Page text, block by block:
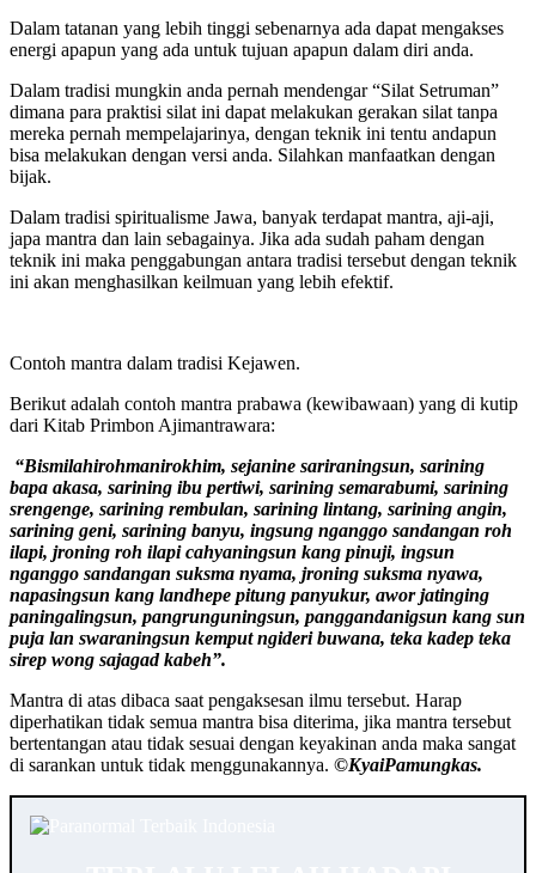
Dalam tatanan yang lebih tinggi sebenarnya ada dapat mengakses
energi apapun yang ada untuk tujuan apapun dalam diri anda.
Dalam tradisi mungkin anda pernah mendengar “Silat Setruman”
dimana para praktisi silat ini dapat melakukan gerakan silat tanpa
mereka pernah mempelajarinya, dengan teknik ini tentu andapun
bisa melakukan dengan versi anda. Silahkan manfaatkan dengan
bijak.
Dalam tradisi spiritualisme Jawa, banyak terdapat mantra, aji-aji,
japa mantra dan lain sebagainya. Jika ada sudah paham dengan
teknik ini maka penggabungan antara tradisi tersebut dengan teknik
ini akan menghasilkan keilmuan yang lebih efektif.
Contoh mantra dalam tradisi Kejawen.
Berikut adalah contoh mantra prabawa (kewibawaan) yang di kutip
dari Kitab Primbon Ajimantrawara:
“Bismilahirohmanirokhim, sejanine sariraningsun, sarining
bapa akasa, sarining ibu pertiwi, sarining semarabumi, sarining
srengenge, sarining rembulan, sarining lintang, sarining angin,
sarining geni, sarining banyu, ingsung nganggo sandangan roh
ilapi, jroning roh ilapi cahyaningsun kang pinuji, ingsun
nganggo sandangan suksma nyama, jroning suksma nyawa,
napasingsun kang landhepe pitung panyukur, awor jatinging
paningalingsun, pangrunguningsun, panggandanigsun kang sun
puja lan swaraningsun kemput ngideri buwana, teka kadep teka
sirep wong sajagad kabeh”.
Mantra di atas dibaca saat pengaksesan ilmu tersebut. Harap
diperhatikan tidak semua mantra bisa diterima, jika mantra tersebut
bertentangan atau tidak sesuai dengan keyakinan anda maka sangat
di sarankan untuk tidak menggunakannya. ©️KyaiPamungkas.